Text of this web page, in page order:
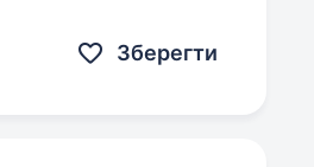
Зберегти